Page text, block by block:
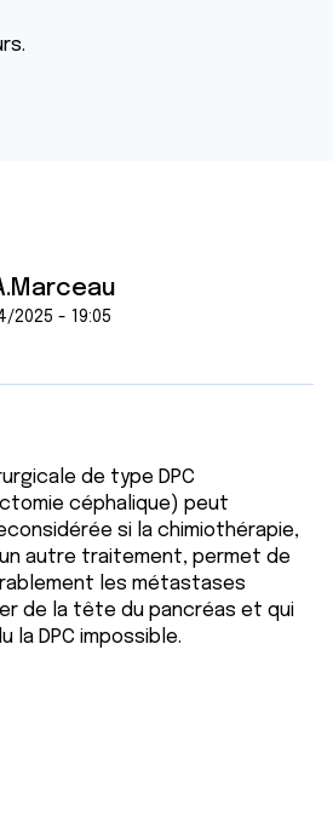
2025 - 19:05
de type DPC
céphalique) peut
si la chimiothérapie,
autre traitement, permet de
les métastases
de la tête du pancréas et qui
la DPC impossible.